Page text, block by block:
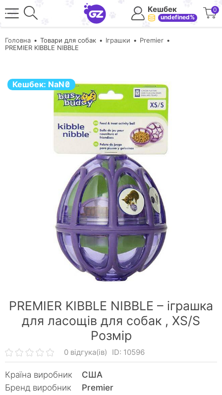
Кешбек
undefined%
0
Головна Товари для собак Іграшки
Premier
PREMIER KIBBLE NIBBLE
Кешбек: NaN₴
PREMIER KIBBLE NIBBLE – іграшка
для ласощів для собак , XS/S
Розмір
0 відгука(ів) ID: 10596
Країна виробник
США
Бренд виробник
Premier